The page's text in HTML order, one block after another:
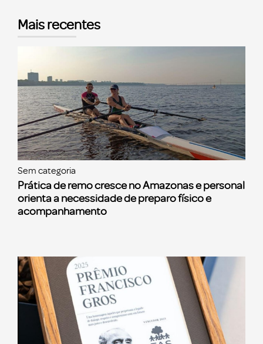
Mais recentes
Sem categoria
Prática de remo cresce no Amazonas e personal
orienta a necessidade de preparo físico e
acompanhamento